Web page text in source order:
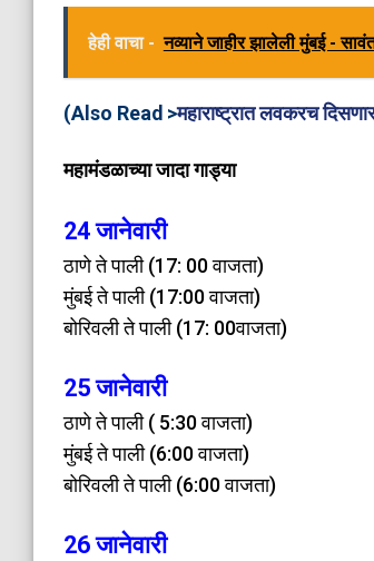
हेही वाचा - नव्याने जाहीर झालेली मुंबई -
(Also Read >महाराष्ट्रात लवकरच
महामंडळाच्या जादा गाड्या
24 जानेवारी
ठाणे ते पाली (17: 00 वाजता)
मुंबई ते पाली (17:00 वाजता)
बोरिवली ते पाली (17: 00वाजता)
25 जानेवारी
ठाणे ते पाली ( 5:30 वाजता)
मुंबई ते पाली (6:00 वाजता)
बोरिवली ते पाली (6:00 वाजता)
26 जानेवारी